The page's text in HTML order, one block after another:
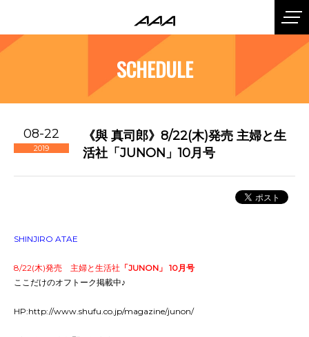
SCHEDULE
08-22
2019
《與 真司郎》8/22(木)発売 主婦と生
活社「JUNON」10月号
SHINJIRO ATAE
8/22(木)発売 主婦と生活社 「JUNON」 10月号
ここだけのオフトーク掲載中♪
HP:http://www.shufu.co.jp/magazine/junon/